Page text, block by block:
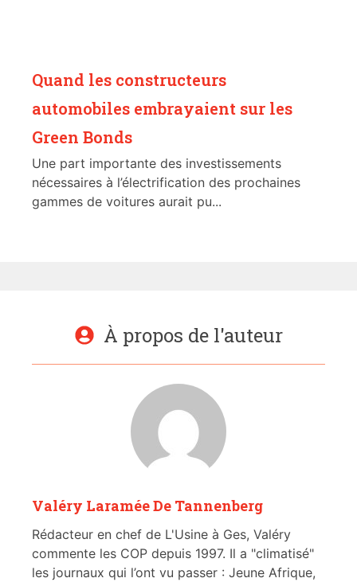
Quand les constructeurs
automobiles embrayaient sur les
Green Bonds
Une part importante des investissements
nécessaires à l’électrification des prochaines
gammes de voitures aurait pu...
À propos de l'auteur
Valéry Laramée De Tannenberg
Rédacteur en chef de L'Usine à Ges, Valéry
commente les COP depuis 1997. Il a "climatisé"
les journaux qui l’ont vu passer : Jeune Afrique,